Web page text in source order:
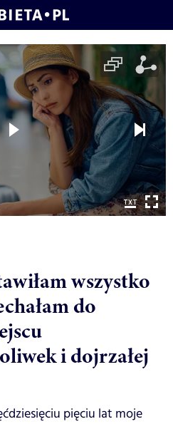
wszystko
do
i dojrzałej
pięciu lat moje